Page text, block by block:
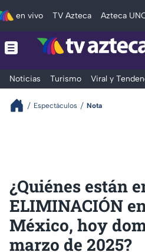
en vivo TV Azteca Azteca
Noticias Turismo Viral y
Espectáculos Nota
¿Quiénes están
ELIMINACIÓN
México, hoy
marzo de 2025?